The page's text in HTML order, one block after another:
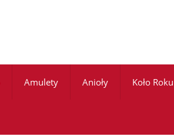
Amulety Anioły Koło Roku